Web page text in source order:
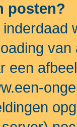
posten?
een